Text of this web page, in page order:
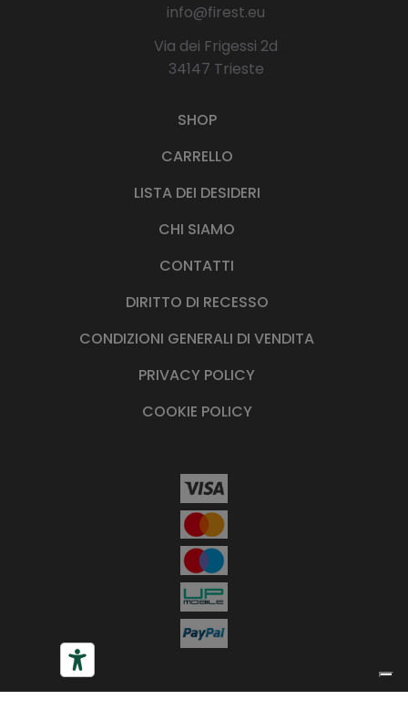
info@firest.eu
Via dei Frigessi 2d
34147 Trieste
SHOP
CARRELLO
LISTA DEI DESIDERI
CHI SIAMO
CONTATTI
DIRITTO DI RECESSO
CONDIZIONI GENERALI DI VENDITA
PRIVACY POLICY
COOKIE POLICY